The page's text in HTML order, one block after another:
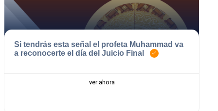
Si tendrás esta señal el profeta Muhammad va
a reconocerte el día del Juicio Final
ver ahora